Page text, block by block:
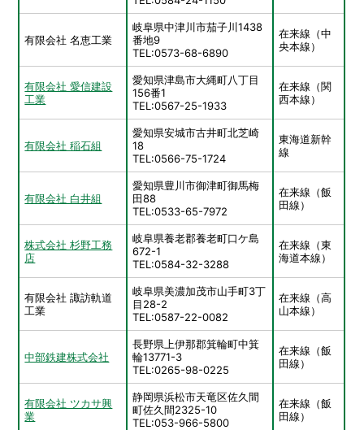
有限会社 名恵工業
岐阜県中津川市茄子川1438
番地9
TEL:0573-68-6890
在来線（中
央本線）
有限会社 愛信建設
工業
愛知県津島市大縄町八丁目
156番1
TEL:0567-25-1933
在来線（関
西本線）
有限会社 稲石組
愛知県安城市古井町北芝崎
18
TEL:0566-75-1724
東海道新幹
線
有限会社 白井組
愛知県豊川市御津町御馬梅
田88
TEL:0533-65-7972
在来線（飯
田線）
株式会社 杉野工務
店
岐阜県養老郡養老町口ケ島
672-1
TEL:0584-32-3288
在来線（東
海道本線）
有限会社 諏訪軌道
工業
岐阜県美濃加茂市山手町3丁
目28-2
TEL:0587-22-0082
在来線（高
山本線）
中部鉄建株式会社
長野県上伊那郡箕輪町中箕
輪13771-3
TEL:0265-98-0225
在来線（飯
田線）
有限会社 ツカサ興
業
静岡県浜松市天竜区佐久間
町佐久間2325-10
TEL:053-966-5800
在来線（飯
田線）